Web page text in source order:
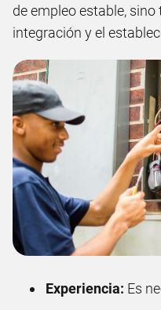
de empleo estable,
integración y el
Experiencia: Es